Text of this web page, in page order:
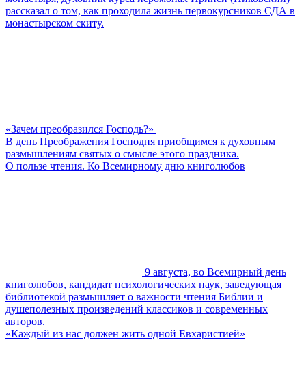
рассказал о том, как проходила жизнь первокурсников СДА в
монастырском скиту.
«Зачем преобразился Господь?»
В день Преображения Господня приобщимся к духовным
размышлениям святых о смысле этого праздника.
О пользе чтения. Ко Всемирному дню книголюбов
9 августа, во Всемирный день
книголюбов, кандидат психологических наук, заведующая
библиотекой размышляет о важности чтения Библии и
душеполезных произведений классиков и современных
авторов.
«Каждый из нас должен жить одной Евхаристией»